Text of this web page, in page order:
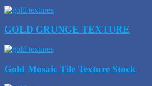
GOLD GRUNGE TEXTURE
Gold Mosaic Tile Texture Stock